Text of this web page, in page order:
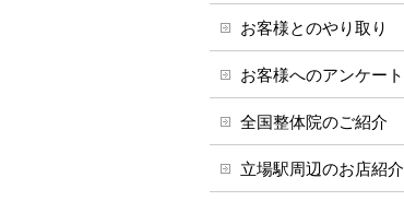
お客様とのやり取り
お客様へのアンケート
全国整体院のご紹介
立場駅周辺のお店紹介